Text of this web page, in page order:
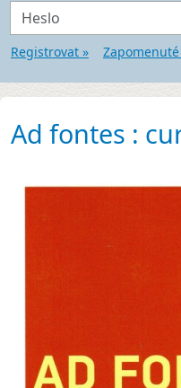
Heslo
Registrovat »
Ad fontes :